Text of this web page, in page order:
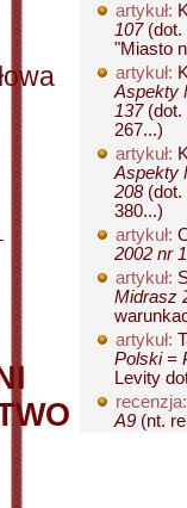
artykuł:
107(dot.
"Miasto
artykuł:
Aspekty
137(dot.
267...)
artykuł:
Aspekty
208(dot.
380...)
artykuł:
2002 nr
artykuł:
Midrasz
artykuł:
Polski =
Levity
recenzja:
A9 (nt.